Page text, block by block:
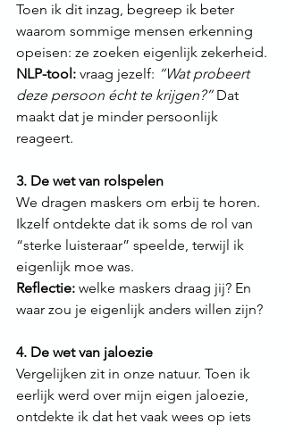
Toen ik dit inzag, begreep ik beter
waarom sommige mensen erkenning
opeisen: ze zoeken eigenlijk zekerheid.
NLP-tool: vraag jezelf: “Wat probeert
deze persoon écht te krijgen?” Dat
maakt dat je minder persoonlijk
reageert.
3. De wet van rolspelen
We dragen maskers om erbij te horen.
Ikzelf ontdekte dat ik soms de rol van
“sterke luisteraar” speelde, terwijl ik
eigenlijk moe was.
Reflectie: welke maskers draag jij? En
waar zou je eigenlijk anders willen zijn?
4. De wet van jaloezie
Vergelijken zit in onze natuur. Toen ik
eerlijk werd over mijn eigen jaloezie,
ontdekte ik dat het vaak wees op iets